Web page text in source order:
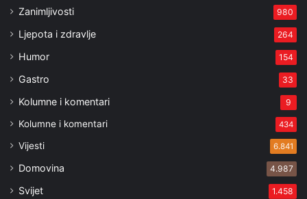
Zanimljivosti 980
Ljepota i zdravlje 264
Humor 154
Gastro 33
Kolumne i komentari 9
Kolumne i komentari 434
Vijesti 6.841
Domovina 4.987
Svijet 1.458